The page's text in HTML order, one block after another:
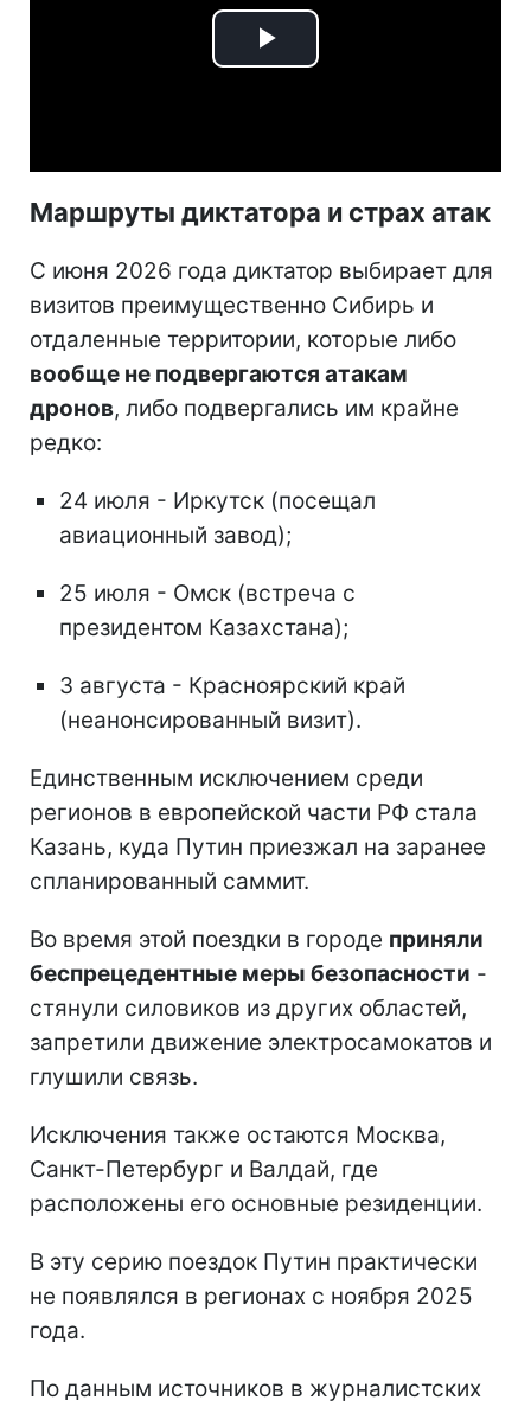
Play
Маршруты диктатора и страх атак
С июня 2026 года диктатор выбирает для
визитов преимущественно Сибирь и
отдаленные территории, которые либо
вообще не подвергаются атакам
дронов, либо подвергались им крайне
редко:
24 июля - Иркутск (посещал
авиационный завод);
25 июля - Омск (встреча с
президентом Казахстана);
3 августа - Красноярский край
(неанонсированный визит).
Единственным исключением среди
регионов в европейской части РФ стала
Казань, куда Путин приезжал на заранее
спланированный саммит.
Во время этой поездки в городе приняли
беспрецедентные меры безопасности -
стянули силовиков из других областей,
запретили движение электросамокатов и
глушили связь.
Исключения также остаются Москва,
Санкт-Петербург и Валдай, где
расположены его основные резиденции.
В эту серию поездок Путин практически
не появлялся в регионах с ноября 2025
года.
По данным источников в журналистских